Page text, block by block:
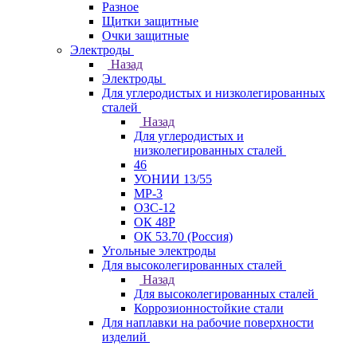
Разное
Щитки защитные
Очки защитные
Электроды
Назад
Электроды
Для углеродистых и низколегированных
сталей
Назад
Для углеродистых и
низколегированных сталей
46
УОНИИ 13/55
МР-3
ОЗС-12
ОК 48Р
ОК 53.70 (Россия)
Угольные электроды
Для высоколегированных сталей
Назад
Для высоколегированных сталей
Коррозионностойкие стали
Для наплавки на рабочие поверхности
изделий